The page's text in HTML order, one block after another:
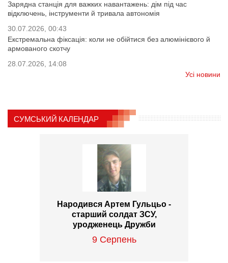
Зарядна станція для важких навантажень: дім під час
відключень, інструменти й тривала автономія
30.07.2026, 00:43
Екстремальна фіксація: коли не обійтися без алюмінієвого й
армованого скотчу
28.07.2026, 14:08
Усі новини
СУМСЬКИЙ КАЛЕНДАР
Народився Артем Гульцьо -
старший солдат ЗСУ,
уродженець Дружби
9 Серпень